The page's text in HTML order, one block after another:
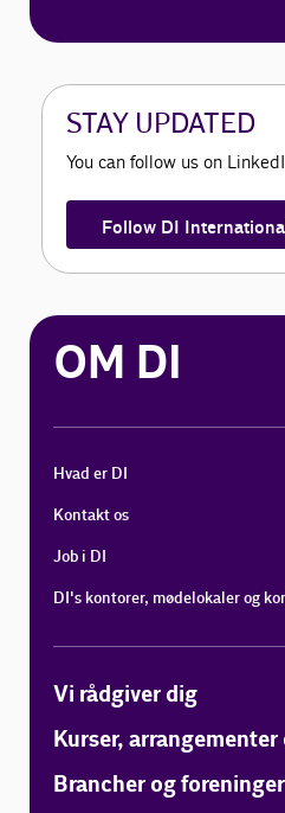
STAY UPDATED
You can follow us on
Follow DI
OM DI
Hvad er DI
Kontakt os
Job i DI
DI's kontorer, mødelokaler og
Vi rådgiver dig
Kurser,
Brancher og foreninger